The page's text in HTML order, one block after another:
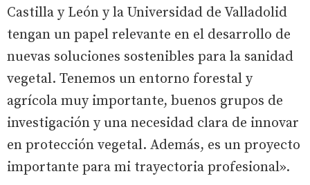
Castilla y León y la Universidad de Valladolid
tengan un papel relevante en el desarrollo de
nuevas soluciones sostenibles para la sanidad
vegetal. Tenemos un entorno forestal y
agrícola muy importante, buenos grupos de
investigación y una necesidad clara de innovar
en protección vegetal. Además, es un proyecto
importante para mi trayectoria profesional».